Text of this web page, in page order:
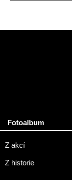
Fotoalbum
Z akcí
Z historie